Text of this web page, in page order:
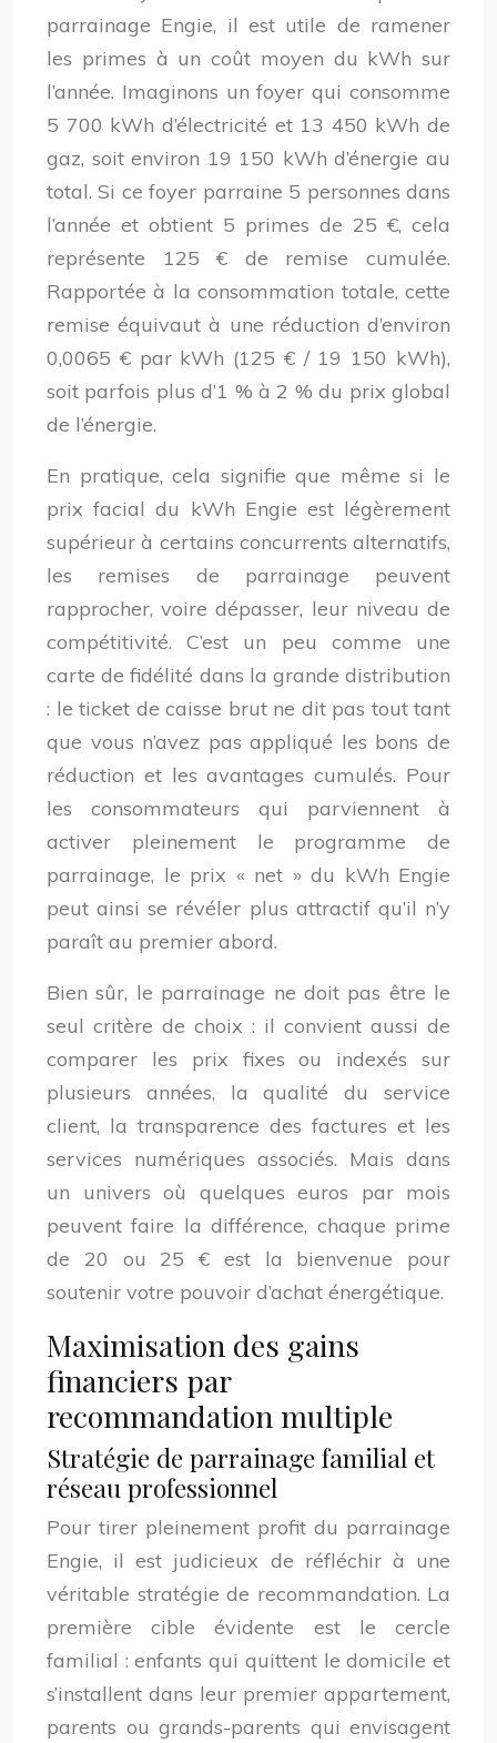
parrainage Engie, il est utile de ramener
les primes à un coût moyen du kWh sur
l’année. Imaginons un foyer qui consomme
5 700 kWh d’électricité et 13 450 kWh de
gaz, soit environ 19 150 kWh d’énergie au
total. Si ce foyer parraine 5 personnes dans
l’année et obtient 5 primes de 25 €, cela
représente 125 € de remise cumulée.
Rapportée à la consommation totale, cette
remise équivaut à une réduction d’environ
0,0065 € par kWh (125 € / 19 150 kWh),
soit parfois plus d’1 % à 2 % du prix global
de l’énergie.
En pratique, cela signifie que même si le
prix facial du kWh Engie est légèrement
supérieur à certains concurrents alternatifs,
les remises de parrainage peuvent
rapprocher, voire dépasser, leur niveau de
compétitivité. C’est un peu comme une
carte de fidélité dans la grande distribution
: le ticket de caisse brut ne dit pas tout tant
que vous n’avez pas appliqué les bons de
réduction et les avantages cumulés. Pour
les consommateurs qui parviennent à
activer pleinement le programme de
parrainage, le prix « net » du kWh Engie
peut ainsi se révéler plus attractif qu’il n’y
paraît au premier abord.
Bien sûr, le parrainage ne doit pas être le
seul critère de choix : il convient aussi de
comparer les prix fixes ou indexés sur
plusieurs années, la qualité du service
client, la transparence des factures et les
services numériques associés. Mais dans
un univers où quelques euros par mois
peuvent faire la différence, chaque prime
de 20 ou 25 € est la bienvenue pour
soutenir votre pouvoir d’achat énergétique.
Maximisation des gains
financiers par
recommandation multiple
Stratégie de parrainage familial et
réseau professionnel
Pour tirer pleinement profit du parrainage
Engie, il est judicieux de réfléchir à une
véritable stratégie de recommandation. La
première cible évidente est le cercle
familial : enfants qui quittent le domicile et
s’installent dans leur premier appartement,
parents ou grands-parents qui envisagent